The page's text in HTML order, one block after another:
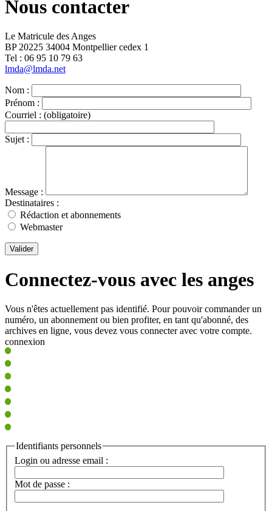
Nous contacter
Le Matricule des Anges
BP 20225 34004 Montpellier cedex 1
Tel : ‭06 95 10 79 63
lmda@lmda.net
Nom :
Prénom :
Courriel : (obligatoire)
Sujet :
Message :
Destinataires :
Rédaction et abonnements
Webmaster
Valider
Connectez-vous avec les anges
Vous n'êtes actuellement pas identifié. Pour pouvoir commander un
numéro, un abonnement ou bien profiter, en tant qu'abonné, des
archives en ligne, vous devez vous connecter avec votre compte.
connexion
Identifiants personnels
Login ou adresse email :
Mot de passe :